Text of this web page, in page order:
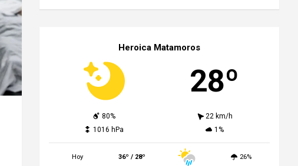
Heroica Matamoros
28º
80%
22 km/h
1016 hPa
1%
Hoy 36º / 28º 26%